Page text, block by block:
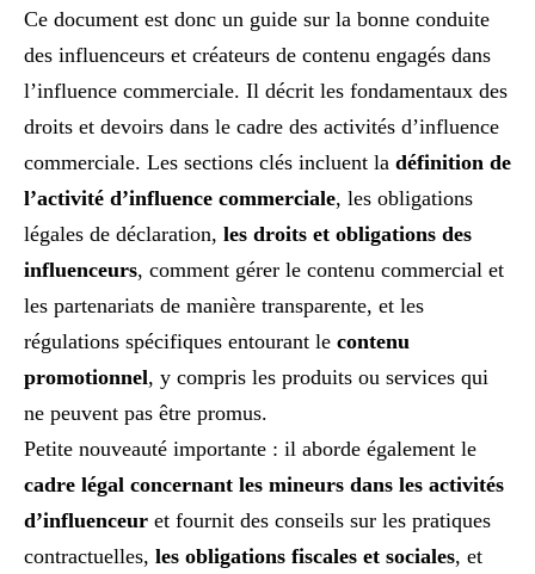
Ce document est donc un guide sur la bonne conduite
des influenceurs et créateurs de contenu engagés dans
l’influence commerciale. Il décrit les fondamentaux des
droits et devoirs dans le cadre des activités d’influence
commerciale. Les sections clés incluent la définition de
l’activité d’influence commerciale, les obligations
légales de déclaration, les droits et obligations des
influenceurs, comment gérer le contenu commercial et
les partenariats de manière transparente, et les
régulations spécifiques entourant le contenu
promotionnel, y compris les produits ou services qui
ne peuvent pas être promus.
Petite nouveauté importante : il aborde également le
cadre légal concernant les mineurs dans les activités
d’influenceur et fournit des conseils sur les pratiques
contractuelles, les obligations fiscales et sociales, et